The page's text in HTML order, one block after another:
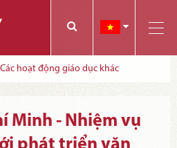
Các hoạt động giáo dục khác
Minh - Nhiệm vụ